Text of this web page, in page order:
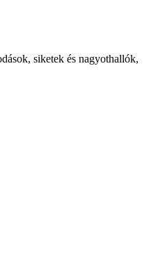
siketek és nagyothallók,